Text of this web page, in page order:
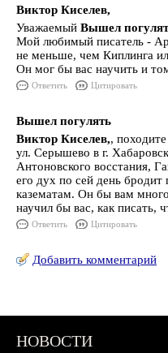
Виктор Киселев,
Уважаемый Вышел
Мой любимый писатель -
не меньше, чем Киплинга
Он мог бы вас научить и
Ответить Цитировать
Вышел погулять
Виктор Киселев,,
ул. Серышево в г.
Антоновского восстания,
его дух по сей день
казематам. Он бы вам
научил бы вас, как писать,
Ответить Цитировать
Добавить комментарий
НОВОСТИ